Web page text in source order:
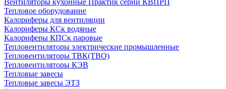
Вентиляторы кухонные Практик серии КВПРП
Тепловое оборудование
Калориферы для вентиляции
Калориферы КСк водяные
Калориферы КПСк паровые
Тепловентиляторы электрические промышленные
Тепловентиляторы ТВК(ТВО)
Тепловентиляторы КЭВ
Тепловые завесы
Тепловые завесы ЭТЗ